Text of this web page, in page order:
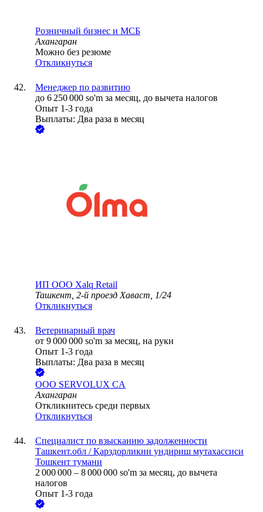
Розничный бизнес и МСБ
Ахангаран
Можно без резюме
Откликнуться
Менеджер по развитию
до 6 250 000 so'm за месяц, до вычета налогов
Опыт 1-3 года
Выплаты: Два раза в месяц
ИП ООО Xalq Retail
Ташкент, 2-й проезд Хаваст, 1/24
Откликнуться
Ветеринарный врач
от 9 000 000 so'm за месяц, на руки
Опыт 1-3 года
Выплаты: Два раза в месяц
ООО SERVOLUX CA
Ахангаран
Откликнитесь среди первых
Откликнуться
Специалист по взысканию задолженности
Ташкент.обл / Қарздорликни ундириш мутахассиси
Тошкент тумани
2 000 000 – 8 000 000 so'm за месяц, до вычета
налогов
Опыт 1-3 года